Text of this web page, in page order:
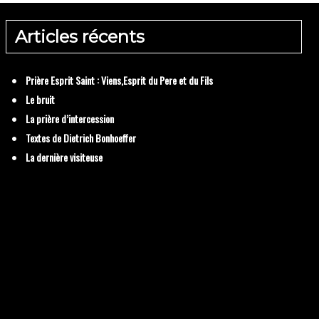
du Pere
Articles récents
Prière Esprit Saint : Viens,Esprit du Pere et du Fils
Le bruit
La prière d’intercession
Textes de Dietrich Bonhoeffer
La dernière visiteuse